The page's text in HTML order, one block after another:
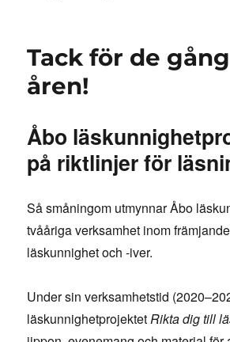
Tack för de
åren!
Åbo
på riktlinjer för
Så småningom utmynnar Åbo
tvååriga verksamhet inom
läskunnighet och -iver.
Under sin verksamhetstid
läskunnighetprojektetRikta dig till